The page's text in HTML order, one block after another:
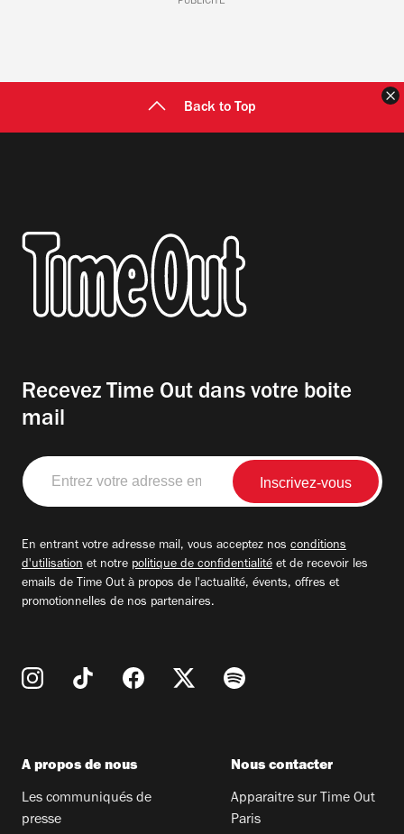
Back to Top
Recevez Time Out dans votre boite
mail
Entrez
votre
adresse
En entrant votre adresse mail, vous acceptez nos conditions
d'utilisation et notre politique de confidentialité et de recevoir les
emails de Time Out à propos de l'actualité, évents, offres et
promotionnelles de nos partenaires.
A propos de nous
Les communiqués de
presse
Nous contacter
Apparaitre sur Time Out
Paris